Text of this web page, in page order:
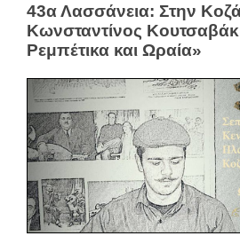
43α Λασσάνεια: Στην
Κωνσταντίνος
Ρεμπέτικα και Ωραία»